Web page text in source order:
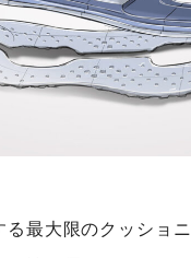
最大限のクッショ